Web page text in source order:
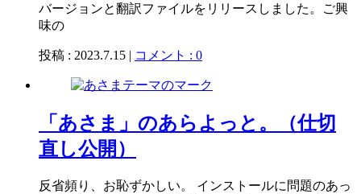
バージョンと翻訳ファイルをリリースしました。ご興
味の
投稿 : 2023.7.15 | コメント : 0
「あさま」のあらよっと。（仕切
直し公開）
反省頻り、お恥ずかしい。 インストールに問題のあっ